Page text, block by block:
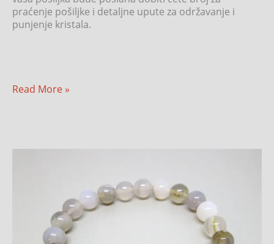
praćenje pošiljke i detaljne upute za održavanje i
punjenje kristala.
Read More »